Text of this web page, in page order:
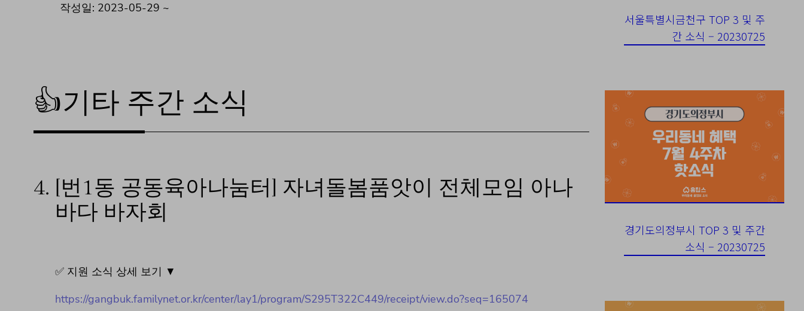
작성일: 2023-05-29 ~
👍기타 주간 소식
4. [번1동 공동육아나눔터] 자녀돌봄품앗이 전체모임 아나
바다 바자회
✅ 지원 소식 상세 보기 ▼
https://gangbuk.familynet.or.kr/center/lay1/program/S295T322C449/receipt/view.do?seq=165074
서울특별시금천구 TOP 3 및 주
간 소식 – 20230725
경기도의정부시 TOP 3 및 주간
소식 – 20230725